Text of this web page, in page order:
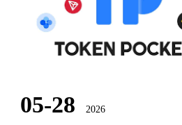
05-28 2026